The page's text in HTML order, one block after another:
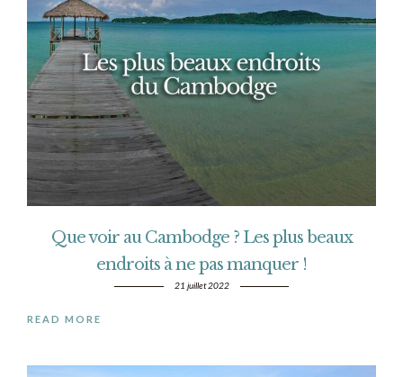
Que voir au Cambodge ? Les plus beaux
endroits à ne pas manquer !
21 juillet 2022
READ MORE